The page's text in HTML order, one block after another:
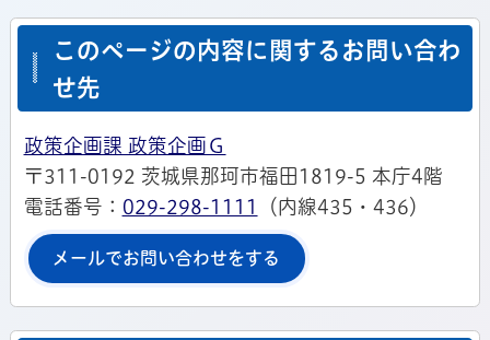
このページの内容に関するお問い合わ
せ先
政策企画課 政策企画Ｇ
〒311-0192 茨城県那珂市福田1819-5 本庁4階
電話番号： 029-298-1111 （内線435・436）
メールでお問い合わせをする